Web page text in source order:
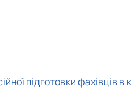
підготовки фахівців в